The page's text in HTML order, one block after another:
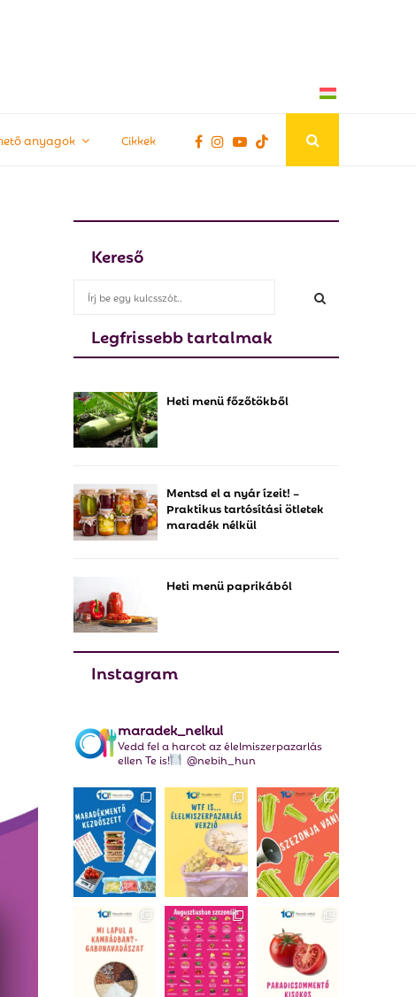
anyagok Cikkek
Kereső
c
f
o
r
H
Legfrissebb tartalmak
Heti menü főzőtökből
Mentsd el a nyár ízeit! –
Praktikus tartósítási ötletek
maradék nélkül
Heti menü paprikából
Instagram
maradek_nelkul
Vedd fel a harcot az élelmiszerpazarlás
ellen Te is!
@nebih_hun